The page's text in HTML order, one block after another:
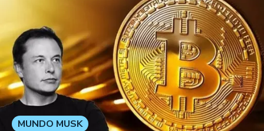
MUNDO MUSK